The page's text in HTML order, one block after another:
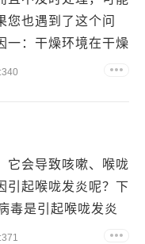
您也遇到了这个问
一：干燥环境在干燥
情况。例如，秋冬
它会导致咳嗽、喉咙
引起喉咙发炎呢？下
毒是引起喉咙发炎
病毒等。这些病毒